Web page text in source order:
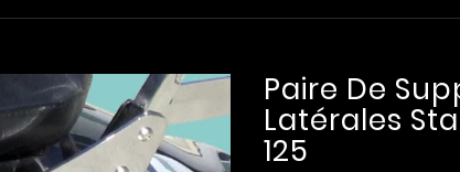
Paire De
Latérales
125